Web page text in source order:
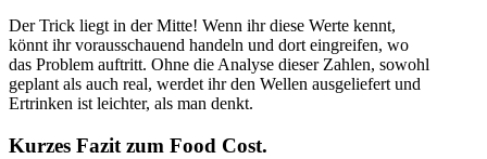
Der Trick liegt in der Mitte! Wenn ihr diese Werte kennt,
könnt ihr vorausschauend handeln und dort eingreifen, wo
das Problem auftritt. Ohne die Analyse dieser Zahlen, sowohl
geplant als auch real, werdet ihr den Wellen ausgeliefert und
Ertrinken ist leichter, als man denkt.
Kurzes Fazit zum Food Cost.